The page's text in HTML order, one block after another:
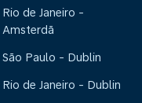
Rio de Janeiro -
Amsterdã
São Paulo - Dublin
Rio de Janeiro - Dublin